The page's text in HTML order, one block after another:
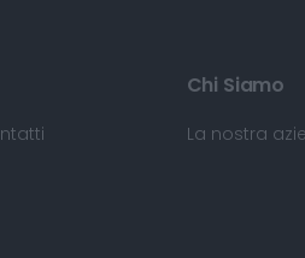
Chi Siamo
La nostra